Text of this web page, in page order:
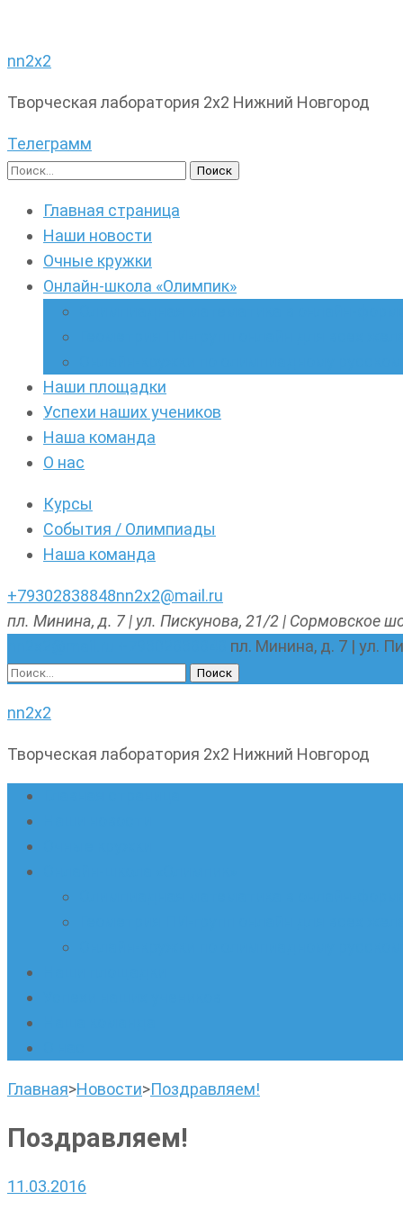
nn2x2
Творческая лаборатория 2х2 Нижний Новгород
Телеграмм
Найти:
Главная страница
Наши новости
Очные кружки
Онлайн-школа «Олимпик»
Наши площадки
Успехи наших учеников
Наша команда
О нас
Курсы
События / Олимпиады
Наша команда
+79302838848nn2x2@mail.ru
пл. Минина, д. 7 | ул. Пискунова, 21/2 | Сормовское
пл. Минина, д. 7 | ул.
Найти:
nn2x2
Творческая лаборатория 2х2 Нижний Новгород
Главная>Новости>Поздравляем!
Поздравляем!
11.03.2016